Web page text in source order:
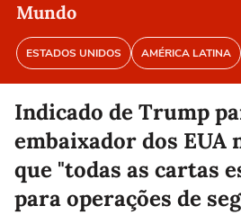
Mundo
ESTADOS UNIDOS AMÉRICA LATINA
Indicado de Trump
embaixador dos EUA
que "todas as cartas
para operações de